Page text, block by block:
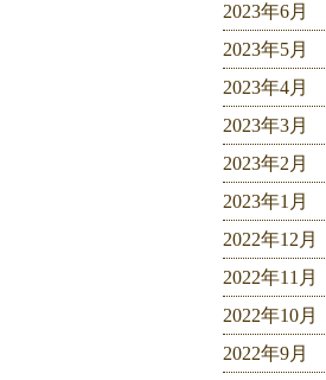
2023年6月
2023年5月
2023年4月
2023年3月
2023年2月
2023年1月
2022年12月
2022年11月
2022年10月
2022年9月